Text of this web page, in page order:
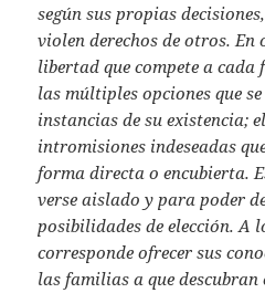
según sus propias
violen derechos de otros.
libertad que compete a
las múltiples opciones que
instancias de su existencia;
intromisiones indeseadas
forma directa o encubierta.
verse aislado y para poder
posibilidades de elección. A
corresponde ofrecer sus
las familias a que